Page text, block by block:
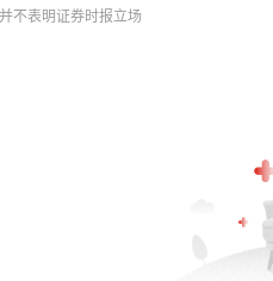
不表明证券时报立场